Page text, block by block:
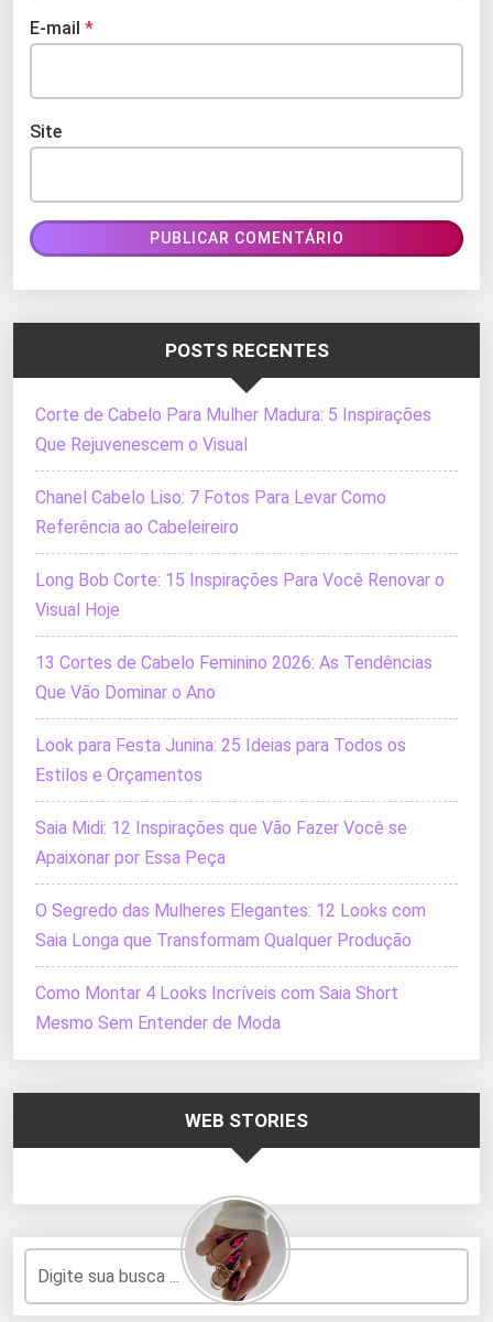
E-mail *
Site
POSTS RECENTES
Corte de Cabelo Para Mulher Madura: 5 Inspirações
Que Rejuvenescem o Visual
Chanel Cabelo Liso: 7 Fotos Para Levar Como
Referência ao Cabeleireiro
Long Bob Corte: 15 Inspirações Para Você Renovar o
Visual Hoje
13 Cortes de Cabelo Feminino 2026: As Tendências
Que Vão Dominar o Ano
Look para Festa Junina: 25 Ideias para Todos os
Estilos e Orçamentos
Saia Midi: 12 Inspirações que Vão Fazer Você se
Apaixonar por Essa Peça
O Segredo das Mulheres Elegantes: 12 Looks com
Saia Longa que Transformam Qualquer Produção
Como Montar 4 Looks Incríveis com Saia Short
Mesmo Sem Entender de Moda
WEB STORIES